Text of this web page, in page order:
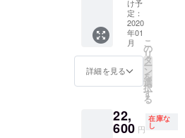
ケー
ス ※送
料込み
26,700
円+ケー
ス 1900
円 =
28,600
33%OF
F
け予
定：
2020
年01
月
詳細を見る
こ
の
リ
タ
ー
ン
を
選
択
す
る
22,
600 円
在庫な
し